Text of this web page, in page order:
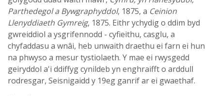
Parthedegol a Bywgraphyddol, 1875, a Ceinion
Llenyddiaeth Gymreig, 1875. Eithr ychydig o ddim byd
gwreiddiol a ysgrifennodd - cyfieithu, casglu, a
chyfaddasu a wnâi, heb unwaith draethu ei farn ei hun
na phwyso a mesur tystiolaeth. Y mae ei rwysgedd
geiryddol a'i ddiffyg cynildeb yn enghraifft o arddull
rodresgar, Seisnigaidd y 19eg ganrif ar ei gwaethaf.